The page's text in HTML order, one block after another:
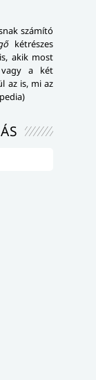
számító
kétrészes
akik most
vagy a két
az is, mi az